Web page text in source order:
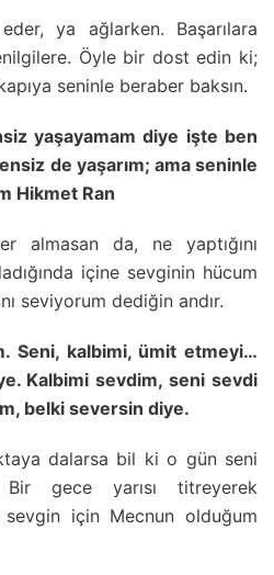
ya ağlarken. Başarılara
Öyle bir dost edin ki;
seninle beraber baksın.
yaşayamam diye işte ben
de yaşarım; ama seninle
Hikmet Ran
almasan da, ne yaptığını
içine sevginin hücum
seviyorum dediğin andır.
Seni, kalbimi, ümit etmeyi…
Kalbimi sevdim, seni sevdi
belki seversin diye.
dalarsa bil ki o gün seni
Bir gece yarısı titreyerek
için Mecnun olduğum